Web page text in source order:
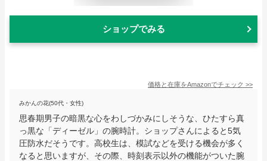
ショップでみる
価格と在庫をAmazonでチェック >>
みかんの花(50代・女性)
思春期男子の暗黒な心をわしづかみにしそうな、ひたすら真
っ黒な「ディーゼル」の腕時計。ショップさんによると5気
圧防水だそうです。高校生は、模試などを受ける機会が多く
なると思いますが、その際、時刻表示以外の機能がついた腕